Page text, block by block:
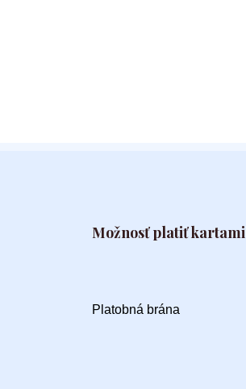
Možnosť platiť kartami
Platobná brána